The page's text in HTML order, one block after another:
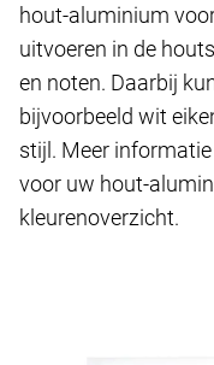
hout-aluminium
uitvoeren in de
en noten. Daarbij
bijvoorbeeld wit
stijl. Meer
voor uw hout-
kleurenoverzicht.